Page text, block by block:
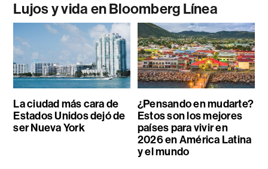
Lujos y vida en Bloomberg Línea
La ciudad más cara de
Estados Unidos dejó de
ser Nueva York
¿Pensando en mudarte?
Estos son los mejores
países para vivir en
2026 en América Latina
y el mundo